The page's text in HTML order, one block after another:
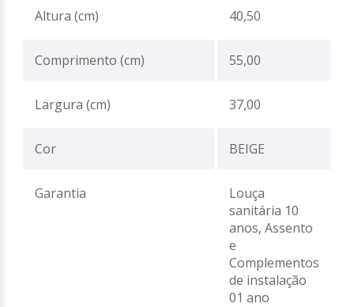
Altura (cm) 40,50
Comprimento (cm) 55,00
Largura (cm) 37,00
Cor BEIGE
Garantia
Louça
sanitária 10
anos, Assento
e
Complementos
de instalação
01 ano